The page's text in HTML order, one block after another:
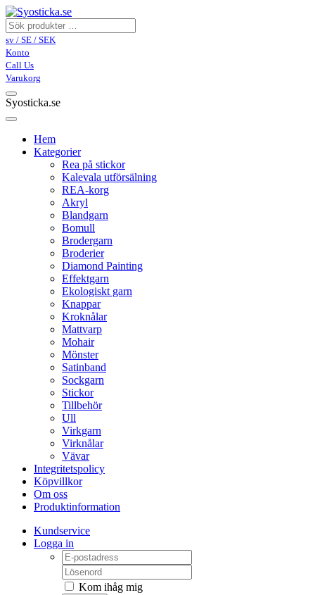
sv / SE / SEK
Konto
Call Us
Varukorg
Syosticka.se
Hem
Kategorier
Rea på stickor
Kalevala utförsälning
REA-korg
Akryl
Blandgarn
Bomull
Brodergarn
Broderier
Diamond Painting
Effektgarn
Ekologiskt garn
Knappar
Kroknålar
Mattvarp
Mohair
Mönster
Satinband
Sockgarn
Stickor
Tillbehör
Ull
Virkgarn
Virknålar
Vävar
Integritetspolicy
Köpvillkor
Om oss
Produktinformation
Kundservice
Logga in
Kom ihåg mig